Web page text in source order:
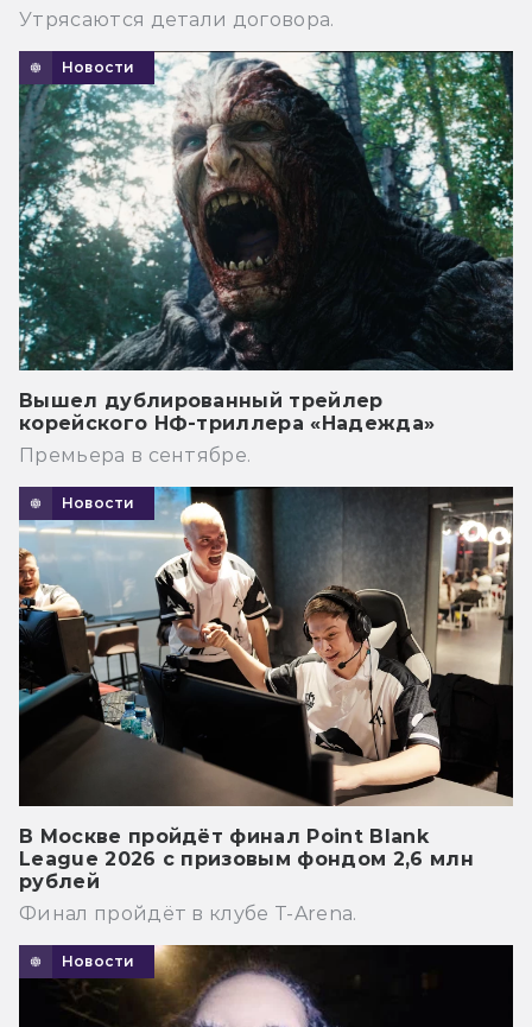
Утрясаются детали договора.
Новости
Вышел дублированный трейлер
корейского НФ-триллера «Надежда»
Премьера в сентябре.
Новости
В Москве пройдёт финал Point Blank
League 2026 с призовым фондом 2,6 млн
рублей
Финал пройдёт в клубе T-Arena.
Новости